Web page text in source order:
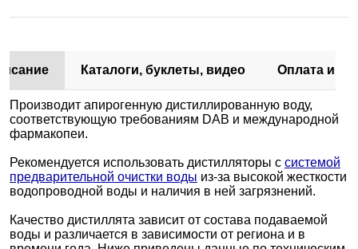
Каталоги, буклеты, видео Оплата и
Производит апирогенную дистиллированную воду,
соответствующую требованиям DAB и международной
фармакопеи.
Рекомендуется использовать дистилляторы с системой
предварительной очистки воды из-за высокой жесткости
водопроводной воды и наличия в ней загрязнений.
Качество дистиллята зависит от состава подаваемой
воды и различается в зависимости от региона и в